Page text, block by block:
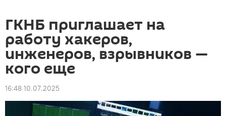
ГКНБ приглашает на
работу хакеров,
инженеров, взрывников —
кого еще
16:48 10.07.2025